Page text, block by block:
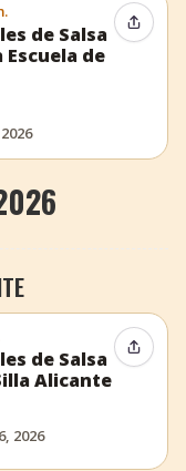
de Salsa
Escuela de
de Salsa
Alicante
2026